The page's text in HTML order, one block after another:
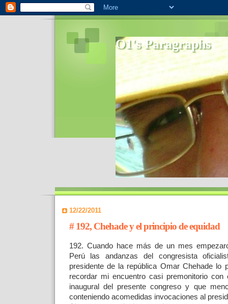
O1's Paragraphs
In 2006 I started to distribute
World- I decided to bring out those
12/22/2011
# 192, Chehade y el principio de equidad
192. Cuando hace más de un mes
Perú las andanzas del congresista
presidente de la república Omar Chehade lo
recordar mi encuentro casi premonitorio con
inaugural del presente congreso y que
conteniendo acomedidas invocaciones al